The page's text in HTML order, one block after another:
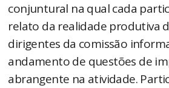
conjuntural na qual cada
relato da realidade produtiva
dirigentes da comissão
andamento de questões de
abrangente na atividade.